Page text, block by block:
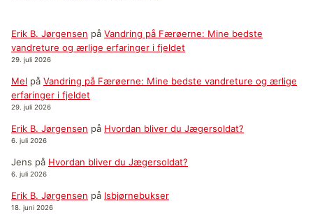
Erik B. Jørgensen på Vandring på Færøerne: Mine bedste
vandreture og ærlige erfaringer i fjeldet
29. juli 2026
Mel på Vandring på Færøerne: Mine bedste vandreture og ærlige
erfaringer i fjeldet
29. juli 2026
Erik B. Jørgensen på Hvordan bliver du Jægersoldat?
6. juli 2026
Jens på Hvordan bliver du Jægersoldat?
6. juli 2026
Erik B. Jørgensen på Isbjørnebukser
18. juni 2026